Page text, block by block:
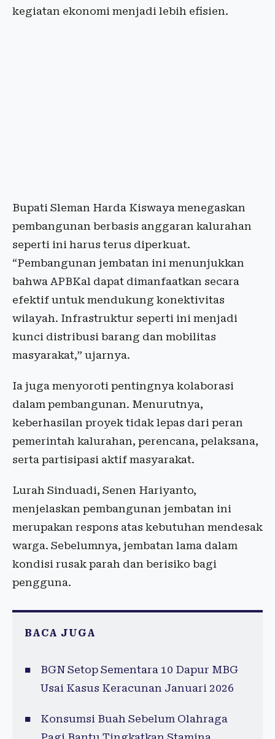
kegiatan ekonomi menjadi lebih efisien.
Bupati Sleman Harda Kiswaya menegaskan
pembangunan berbasis anggaran kalurahan
seperti ini harus terus diperkuat.
“Pembangunan jembatan ini menunjukkan
bahwa APBKal dapat dimanfaatkan secara
efektif untuk mendukung konektivitas
wilayah. Infrastruktur seperti ini menjadi
kunci distribusi barang dan mobilitas
masyarakat,” ujarnya.
Ia juga menyoroti pentingnya kolaborasi
dalam pembangunan. Menurutnya,
keberhasilan proyek tidak lepas dari peran
pemerintah kalurahan, perencana, pelaksana,
serta partisipasi aktif masyarakat.
Lurah Sinduadi, Senen Hariyanto,
menjelaskan pembangunan jembatan ini
merupakan respons atas kebutuhan mendesak
warga. Sebelumnya, jembatan lama dalam
kondisi rusak parah dan berisiko bagi
pengguna.
BACA JUGA
BGN Setop Sementara 10 Dapur MBG
Usai Kasus Keracunan Januari 2026
Konsumsi Buah Sebelum Olahraga